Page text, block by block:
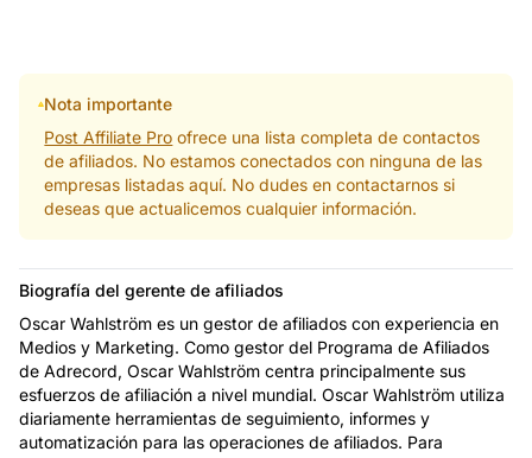
Nota importante
Post Affiliate Pro ofrece una lista completa de contactos
de afiliados. No estamos conectados con ninguna de las
empresas listadas aquí. No dudes en contactarnos si
deseas que actualicemos cualquier información.
Biografía del gerente de afiliados
Oscar Wahlström es un gestor de afiliados con experiencia en
Medios y Marketing. Como gestor del Programa de Afiliados
de Adrecord, Oscar Wahlström centra principalmente sus
esfuerzos de afiliación a nivel mundial. Oscar Wahlström utiliza
diariamente herramientas de seguimiento, informes y
automatización para las operaciones de afiliados. Para